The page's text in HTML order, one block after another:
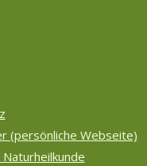
(persönliche Webseite)